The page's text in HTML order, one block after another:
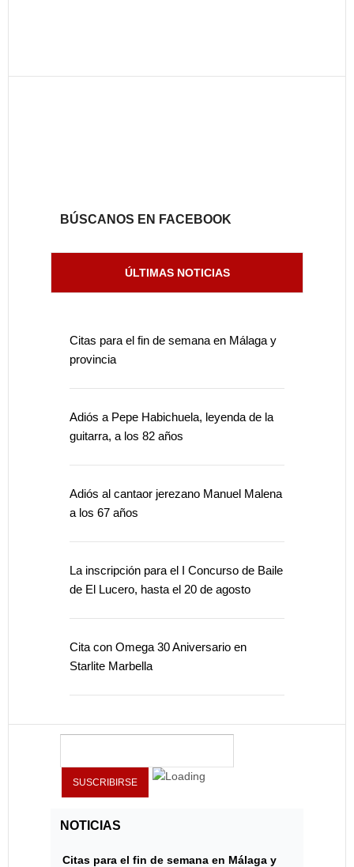
BÚSCANOS EN FACEBOOK
ÚLTIMAS NOTICIAS
Citas para el fin de semana en Málaga y
provincia
Adiós a Pepe Habichuela, leyenda de la
guitarra, a los 82 años
Adiós al cantaor jerezano Manuel Malena
a los 67 años
La inscripción para el I Concurso de Baile
de El Lucero, hasta el 20 de agosto
Cita con Omega 30 Aniversario en
Starlite Marbella
NOTICIAS
Citas para el fin de semana en Málaga y